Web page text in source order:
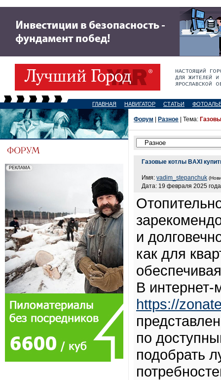
ГЛАВНАЯ НАВИГАТОР СТАТЬИ
Форум Разное | Тема:
Газовые котлы BAXI
Имя: vadim_stepanchuk
Дата: 19 февраля 2025
и
как для
В интернет-
https://
по
подобрать